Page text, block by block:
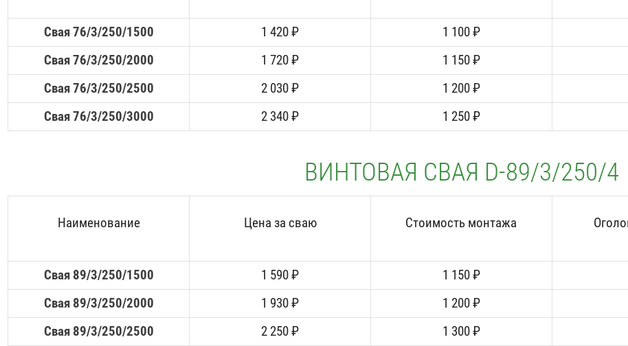
Свая 76/3/250/1500 1 420 ₽ 1 100 ₽
Свая 76/3/250/2000
1 720 ₽ 1 150 ₽
Свая 76/3/250/2500
2 030 ₽ 1 200 ₽
Свая 76/3/250/3000
2 340 ₽ 1 250 ₽
ВИНТОВАЯ СВАЯ D-89/3/250/4
Наименование Цена за сваю Стоимость монтажа
Свая 89/3/250/1500 1 590 ₽ 1 150 ₽
Свая 89/3/250/2000
1 930 ₽ 1 200 ₽
Свая 89/3/250/2500
2 250 ₽ 1 300 ₽